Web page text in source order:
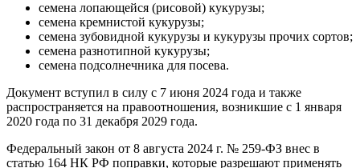
семена лопающейся (рисовой) кукурузы;
семена кремнистой кукурузы;
семена зубовидной кукурузы и кукурузы прочих сортов;
семена разнотипной кукурузы;
семена подсолнечника для посева.
Документ вступил в силу с 7 июня 2024 года и также
распространяется на правоотношения, возникшие с 1 января
2020 года по 31 декабря 2029 года.
Федеральный закон от 8 августа 2024 г. № 259-ФЗ внес в
статью 164 НК РФ поправки, которые разрешают применять